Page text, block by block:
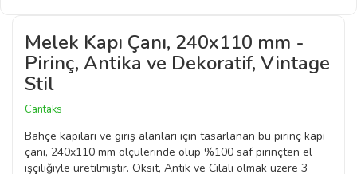
Melek Kapı Çanı, 240x110 mm -
Pirinç, Antika ve Dekoratif, Vintage
Stil
Cantaks
Bahçe kapıları ve giriş alanları için tasarlanan bu pirinç kapı
çanı, 240x110 mm ölçülerinde olup %100 saf pirinçten el
işçiliğiyle üretilmiştir. Oksit, Antik ve Cilalı olmak üzere 3